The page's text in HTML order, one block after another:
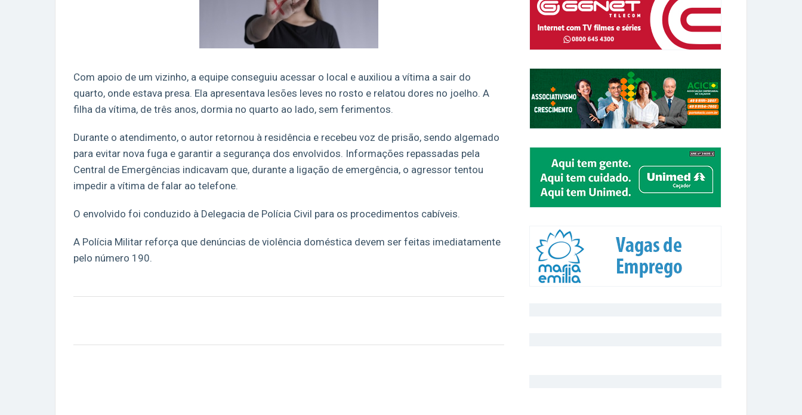
Com apoio de um vizinho, a equipe conseguiu acessar o local e auxiliou a vítima a sair do
quarto, onde estava presa. Ela apresentava lesões leves no rosto e relatou dores no joelho. A
filha da vítima, de três anos, dormia no quarto ao lado, sem ferimentos.
Durante o atendimento, o autor retornou à residência e recebeu voz de prisão, sendo algemado
para evitar nova fuga e garantir a segurança dos envolvidos. Informações repassadas pela
Central de Emergências indicavam que, durante a ligação de emergência, o agressor tentou
impedir a vítima de falar ao telefone.
O envolvido foi conduzido à Delegacia de Polícia Civil para os procedimentos cabíveis.
A Polícia Militar reforça que denúncias de violência doméstica devem ser feitas imediatamente
pelo número 190.